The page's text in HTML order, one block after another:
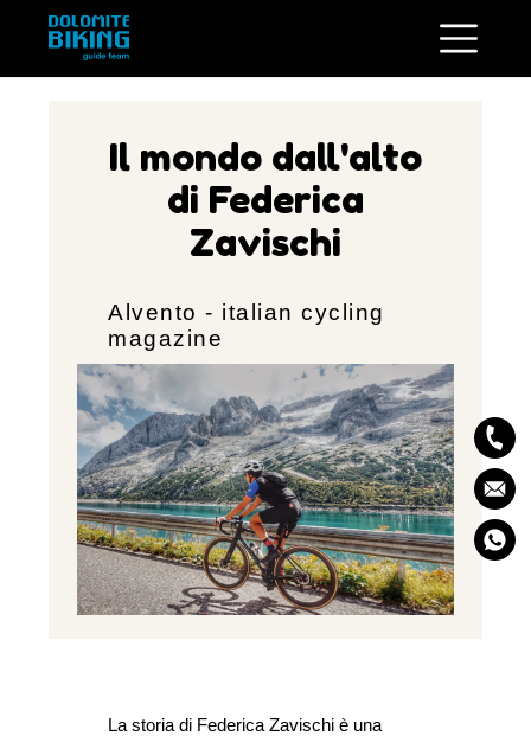
Il mondo dall'alto
di Federica
Zavischi
Alvento - italian cycling
magazine
La storia di Federica Zavischi è una